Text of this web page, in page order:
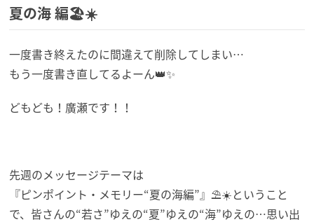
夏の海 編🏖️☀️
一度書き終えたのに間違えて削除してしまい…
もう一度書き直してるよーん👑✨
どもども！廣瀬です！！
先週のメッセージテーマは
『ピンポイント・メモリー“夏の海編”』⛱️☀️ということ
で、皆さんの“若さ”ゆえの“夏”ゆえの“海”ゆえの…思い出